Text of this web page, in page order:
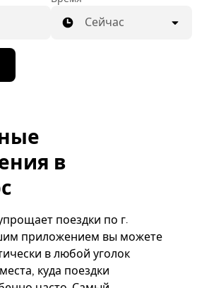
Сейчас
в
поездки по г.
приложением вы можете
в любой уголок
куда поездки